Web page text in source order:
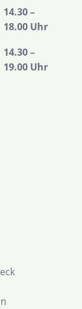
14.30 –
18.00 Uhr
14.30 –
19.00 Uhr